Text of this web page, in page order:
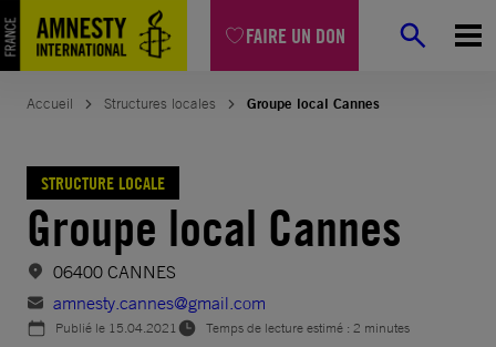
FAIRE UN DON
Aller
au
contenu
Accueil Structures locales Groupe local Cannes
STRUCTURE LOCALE
Groupe local Cannes
06400 CANNES
amnesty.cannes@gmail.com
Publié le 15.04.2021 Temps de lecture estimé : 2 minutes